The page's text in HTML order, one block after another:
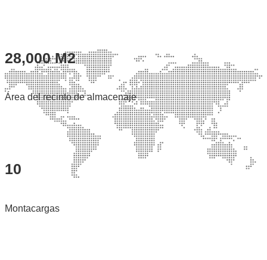
28,000 M2
Área del recinto de almacenaje
10
Montacargas